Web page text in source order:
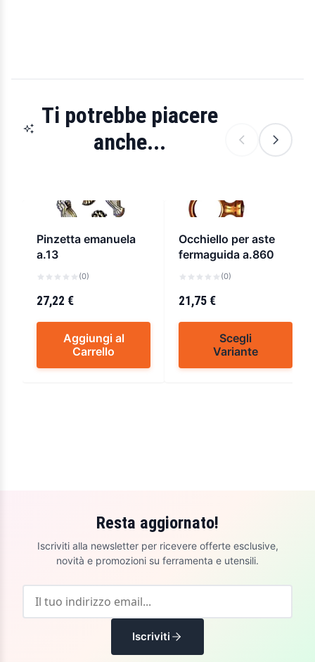
Ti potrebbe piacere
anche...
Pinzetta emanuela
a.13
(0)
27,22 €
Aggiungi al
Carrello
Occhiello per aste
fermaguida a.860
(0)
21,75 €
Scegli
Variante
Resta aggiornato!
Iscriviti alla newsletter per ricevere offerte esclusive,
novità e promozioni su ferramenta e utensili.
Iscriviti